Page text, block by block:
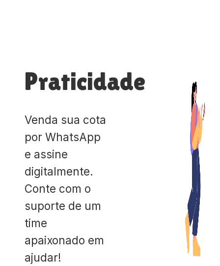
Praticidade
Venda sua cota
por WhatsApp
e assine
digitalmente.
Conte com o
suporte de um
time
apaixonado em
ajudar!